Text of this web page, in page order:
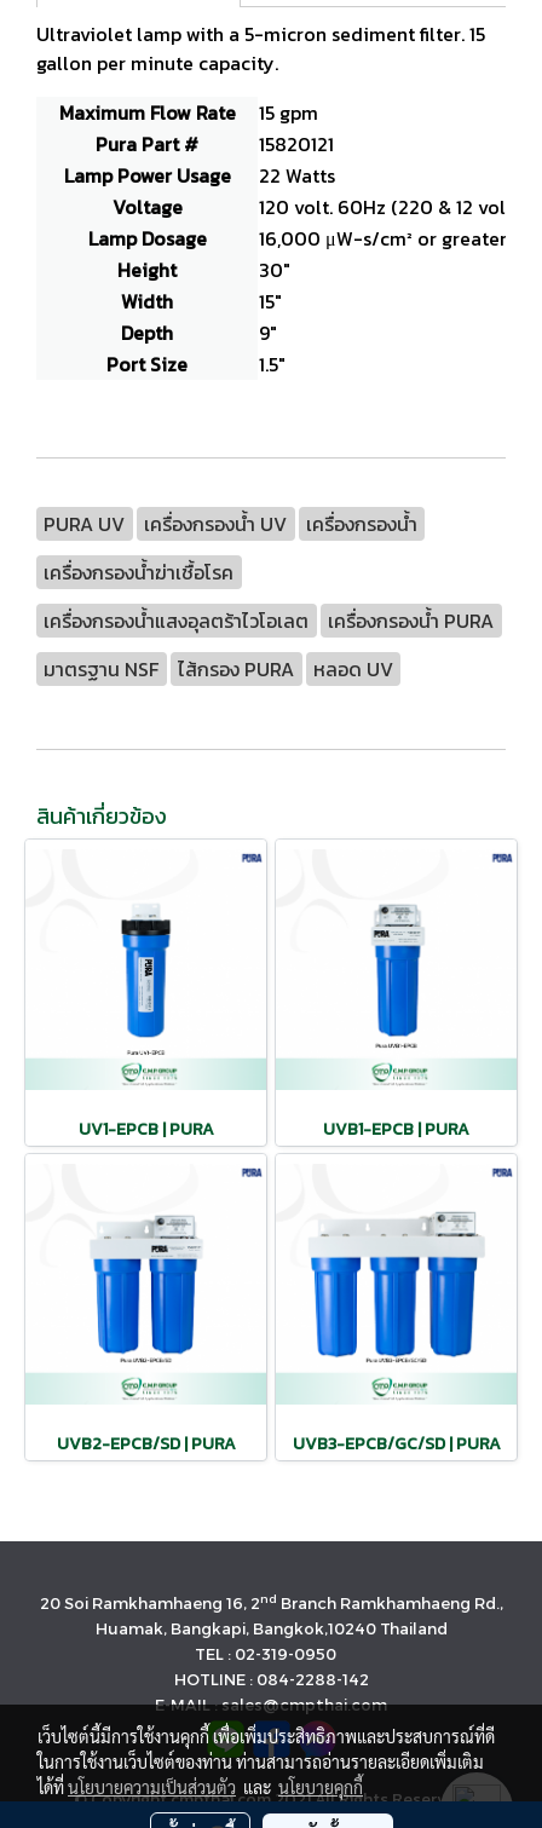
Ultraviolet lamp with a 5-micron sediment filter. 15
gallon per minute capacity.
Maximum Flow Rate
15 gpm
Pura Part #
15820121
Lamp Power Usage
22 Watts
Voltage
120 volt. 60Hz (220 & 12 volt
Lamp Dosage
16,000 μW-s/cm² or greater
Height
30"
Width
15"
Depth
9"
Port Size
1.5"
PURA UV เครื่องกรองน้ำ UV
เครื่องกรองน้ำ
เครื่องกรองน้ำฆ่าเชื้อโรค
เครื่องกรองน้ำแสงอุลตร้าไวโอเลต
เครื่องกรองน้ำ PURA
มาตรฐาน NSF
ไส้กรอง PURA หลอด UV
สินค้าเกี่ยวข้อง
UV1-EPCB | PURA UVB1-EPCB | PURA
UVB2-EPCB/SD | PURA UVB3-EPCB/GC/SD | PURA
20 Soi Ramkhamhaeng 16, 2nd Branch Ramkhamhaeng Rd.,
Huamak, Bangkapi, Bangkok,10240 Thailand
TEL : 02-319-0950
HOTLINE : 084-2288-142
E-MAIL : sales@cmpthai.com
© Copyright cmpthai.com 2021 All Rights Reserved.
เว็บไซต์นี้มีการใช้งานคุกกี้ เพื่อเพิ่มประสิทธิภาพและประสบการณ์ที่ดี
ในการใช้งานเว็บไซต์ของท่าน ท่านสามารถอ่านรายละเอียดเพิ่มเติม
ได้ที่นโยบายความเป็นส่วนตัว และ นโยบายคุกกี้